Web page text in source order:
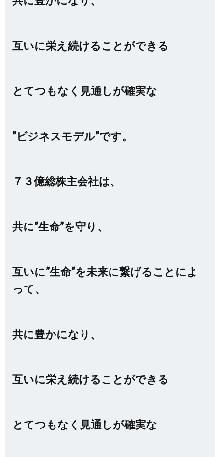
互いに栄え続けることができる
とてつもなく見通しが確実な
”ビジネスモデル”です。
７３億総株主会社は、
共に”生命”を守り、
互いに”生命”を未来に繋げることによ
って、
共に豊かになり、
互いに栄え続けることができる
とてつもなく見通しが確実な